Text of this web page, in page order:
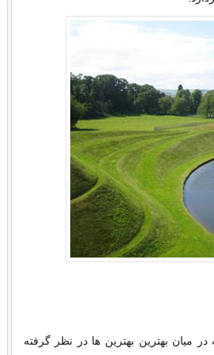
میان بهترین بهترین ها در نظر گرفته